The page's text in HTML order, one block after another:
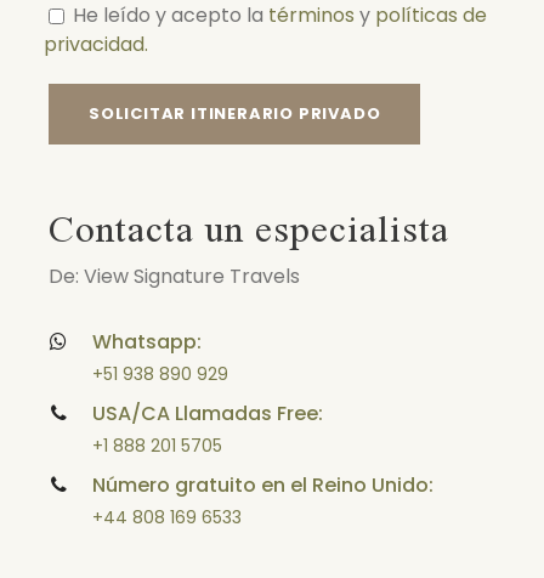
He leído y acepto la términos y políticas de
privacidad.
Contacta un especialista
De: View Signature Travels
Whatsapp:
+51 938 890 929
USA/CA Llamadas Free:
+1 888 201 5705
Número gratuito en el Reino Unido:
+44 808 169 6533